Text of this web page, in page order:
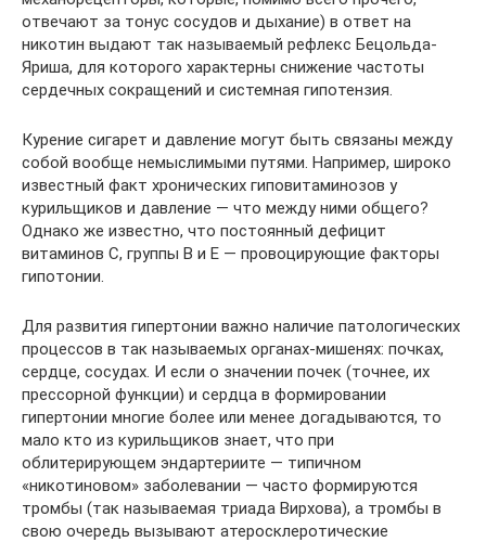
отвечают за тонус сосудов и дыхание) в ответ на
никотин выдают так называемый рефлекс Бецольда-
Яриша, для которого характерны снижение частоты
сердечных сокращений и системная гипотензия.
Курение сигарет и давление могут быть связаны между
собой вообще немыслимыми путями. Например, широко
известный факт хронических гиповитаминозов у
курильщиков и давление — что между ними общего?
Однако же известно, что постоянный дефицит
витаминов С, группы В и Е — провоцирующие факторы
гипотонии.
Для развития гипертонии важно наличие патологических
процессов в так называемых органах-мишенях: почках,
сердце, сосудах. И если о значении почек (точнее, их
прессорной функции) и сердца в формировании
гипертонии многие более или менее догадываются, то
мало кто из курильщиков знает, что при
облитерирующем эндартериите — типичном
«никотиновом» заболевании — часто формируются
тромбы (так называемая триада Вирхова), а тромбы в
свою очередь вызывают атеросклеротические